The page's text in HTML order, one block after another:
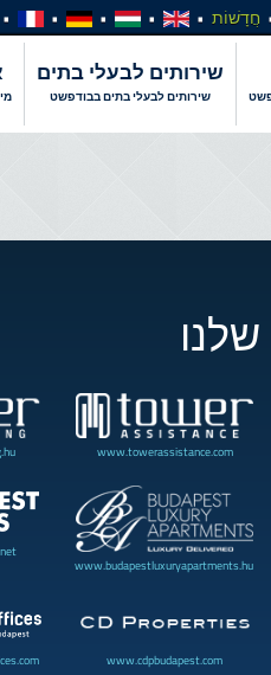
חֲדָשׁוֹת
שירותים לבעלי בתים
שירותים לבעלי בתים בבודפשט
www.towerassistance.com
www.budapestluxuryapartments.hu
www.cdpbudapest.com